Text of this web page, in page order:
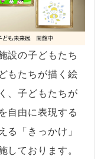
設の子どもたち
もたちが描く絵
、子どもたちが
自由に表現する
る「きっかけ」
ております。